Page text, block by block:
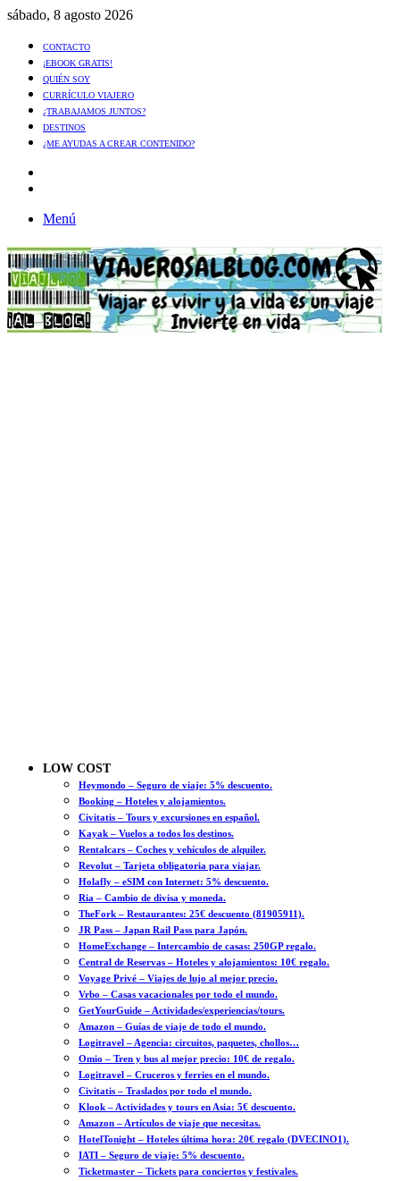
sábado, 8 agosto 2026
CONTACTO
¡EBOOK GRATIS!
QUIÉN SOY
CURRÍCULO VIAJERO
¿TRABAJAMOS JUNTOS?
DESTINOS
¿ME AYUDAS A CREAR CONTENIDO?
Menú
LOW COST
Heymondo – Seguro de viaje: 5% descuento.
Booking – Hoteles y alojamientos.
Civitatis – Tours y excursiones en español.
Kayak – Vuelos a todos los destinos.
Rentalcars – Coches y vehículos de alquiler.
Revolut – Tarjeta obligatoria para viajar.
Holafly – eSIM con Internet: 5% descuento.
Ria – Cambio de divisa y moneda.
TheFork – Restaurantes: 25€ descuento (81905911).
JR Pass – Japan Rail Pass para Japón.
HomeExchange – Intercambio de casas: 250GP regalo.
Central de Reservas – Hoteles y alojamientos: 10€ regalo.
Voyage Privé – Viajes de lujo al mejor precio.
Vrbo – Casas vacacionales por todo el mundo.
GetYourGuide – Actividades/experiencias/tours.
Amazon – Guías de viaje de todo el mundo.
Logitravel – Agencia: circuitos, paquetes, chollos…
Omio – Tren y bus al mejor precio: 10€ de regalo.
Logitravel – Cruceros y ferries en el mundo.
Civitatis – Traslados por todo el mundo.
Klook – Actividades y tours en Asia: 5€ descuento.
Amazon – Artículos de viaje que necesitas.
HotelTonight – Hoteles última hora: 20€ regalo (DVECINO1).
IATI – Seguro de viaje: 5% descuento.
Ticketmaster – Tickets para conciertos y festivales.